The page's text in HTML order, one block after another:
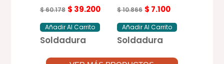
$60.178 $ 39.200
Añadir Al Carrito
Soldadura
$10.866 $ 7.100
Añadir Al Carrito
Soldadura